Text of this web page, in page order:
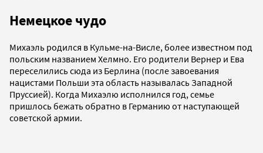
Немецкое чудо
Михаэль родился в Кульме-на-Висле, более известном под
польским названием Хелмно. Его родители Вернер и Ева
переселились сюда из Берлина (после завоевания
нацистами Польши эта область называлась Западной
Пруссией). Когда Михаэлю исполнился год, семье
пришлось бежать обратно в Германию от наступающей
советской армии.